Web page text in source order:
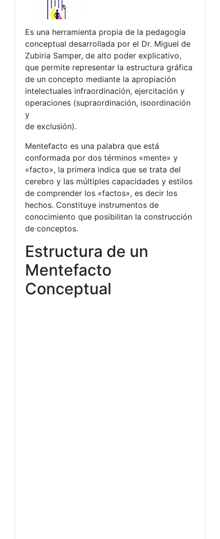
Es una herramienta propia de la pedagogía
conceptual desarrollada por el Dr. Miguel de
Zubiria Samper, de alto poder explicativo,
que permite representar la estructura gráfica
de un concepto mediante la apropiación
intelectuales infraordinación, ejercitación y
operaciones (supraordinación, isoordinación
y
de exclusión).
Mentefacto es una palabra que está
conformada por dos términos «mente» y
«facto», la primera indica que se trata del
cerebro y las múltiples capacidades y estilos
de comprender los «factos», es decir los
hechos. Constituye instrumentos de
conocimiento que posibilitan la construcción
de conceptos.
Estructura de un
Mentefacto
Conceptual